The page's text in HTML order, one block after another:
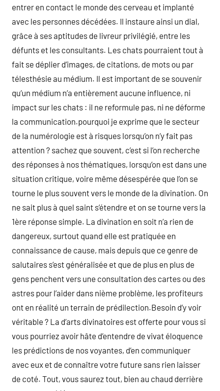
entrer en contact le monde des cerveau et implanté
avec les personnes décédées. Il instaure ainsi un dial,
grâce à ses aptitudes de livreur privilégié, entre les
défunts et les consultants. Les chats pourraient tout à
fait se déplier d’images, de citations, de mots ou par
télesthésie au médium. Il est important de se souvenir
qu’un médium n’a entièrement aucune influence, ni
impact sur les chats : il ne reformule pas, ni ne déforme
la communication.pourquoi je exprime que le secteur
de la numérologie est à risques lorsqu’on n’y fait pas
attention ? sachez que souvent, c’est si l’on recherche
des réponses à nos thématiques, lorsqu’on est dans une
situation critique, voire même désespérée que l’on se
tourne le plus souvent vers le monde de la divination. On
ne sait plus à quel saint s’étendre et on se tourne vers la
1ère réponse simple. La divination en soit n’a rien de
dangereux, surtout quand elle est pratiquée en
connaissance de cause, mais depuis que ce genre de
salutaires s’est généralisée et que de plus en plus de
gens penchent vers une consultation des cartes ou des
astres pour l’aider dans nième problème, les profiteurs
ont en réalité un terrain de prédilection.Besoin d’y voir
véritable ? La d’arts divinatoires est offerte pour vous si
vous pourriez avoir hâte d’entendre de vivat éloquence
les prédictions de nos voyantes, d’en communiquer
avec eux et de connaître votre future sans rien laisser
de coté. Tout, vous saurez tout, bien au chaud derrière